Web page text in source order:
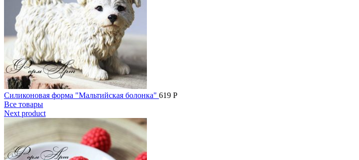
Силиконовая форма "Мальтийская болонка" 619 Р
Все товары
Next product